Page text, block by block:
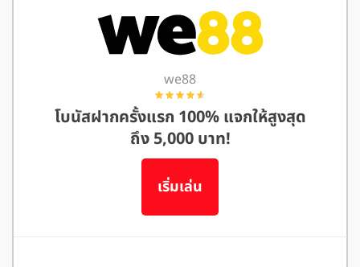
we88
โบนัสฝากครั้งแรก 100% แจกให้สูงสุด
ถึง 5,000 บาท!
เริ่มเล่น